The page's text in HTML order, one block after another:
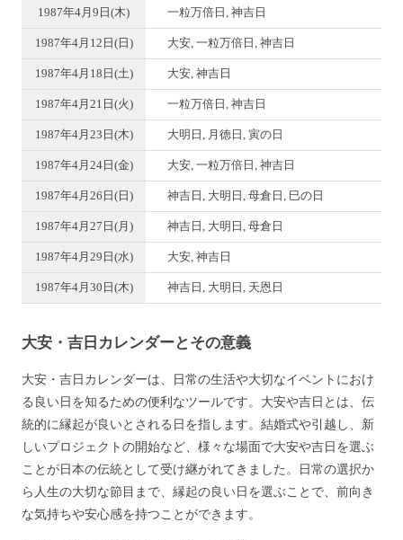
1987年4月9日(木) 一粒万倍日, 神吉日
1987年4月12日(日) 大安, 一粒万倍日, 神吉日
1987年4月18日(土) 大安, 神吉日
1987年4月21日(火) 一粒万倍日, 神吉日
1987年4月23日(木) 大明日, 月徳日, 寅の日
1987年4月24日(金) 大安, 一粒万倍日, 神吉日
1987年4月26日(日) 神吉日, 大明日, 母倉日, 巳の日
1987年4月27日(月) 神吉日, 大明日, 母倉日
1987年4月29日(水) 大安, 神吉日
1987年4月30日(木) 神吉日, 大明日, 天恩日
大安・吉日カレンダーとその意義
大安・吉日カレンダーは、日常の生活や大切なイベントにおけ
る良い日を知るための便利なツールです。大安や吉日とは、伝
統的に縁起が良いとされる日を指します。結婚式や引越し、新
しいプロジェクトの開始など、様々な場面で大安や吉日を選ぶ
ことが日本の伝統として受け継がれてきました。日常の選択か
ら人生の大切な節目まで、縁起の良い日を選ぶことで、前向き
な気持ちや安心感を持つことができます。